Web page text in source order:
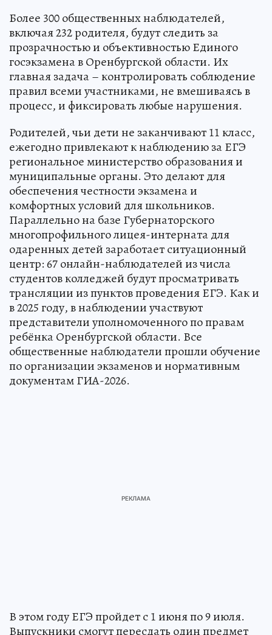
Более 300 общественных наблюдателей,
включая 232 родителя, будут следить за
прозрачностью и объективностью Единого
госэкзамена в Оренбургской области. Их
главная задача – контролировать соблюдение
правил всеми участниками, не вмешиваясь в
процесс, и фиксировать любые нарушения.
Родителей, чьи дети не заканчивают 11 класс,
ежегодно привлекают к наблюдению за ЕГЭ
региональное министерство образования и
муниципальные органы. Это делают для
обеспечения честности экзамена и
комфортных условий для школьников.
Параллельно на базе Губернаторского
многопрофильного лицея-интерната для
одаренных детей заработает ситуационный
центр: 67 онлайн-наблюдателей из числа
студентов колледжей будут просматривать
трансляции из пунктов проведения ЕГЭ. Как и
в 2025 году, в наблюдении участвуют
представители уполномоченного по правам
ребёнка Оренбургской области. Все
общественные наблюдатели прошли обучение
по организации экзаменов и нормативным
документам ГИА-2026.
В этом году ЕГЭ пройдет с 1 июня по 9 июля.
Выпускники смогут пересдать один предмет